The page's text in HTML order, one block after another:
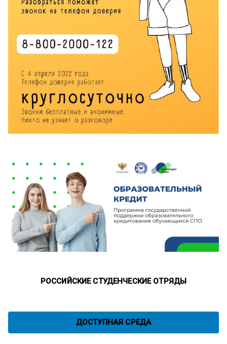
РОССИЙСКИЕ СТУДЕНЧЕСКИЕ ОТРЯДЫ
ДОСТУПНАЯ СРЕДА